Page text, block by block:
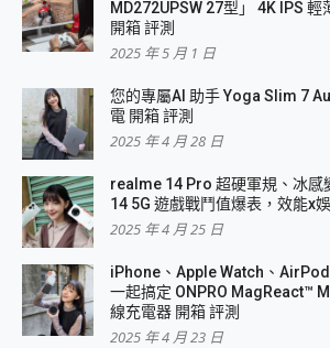
MD272UPSW 27型」 4K IPS
開箱 評測
2025 年 5 月 1 日
您的專屬AI 助手 Yoga Slim 7
電 開箱 評測
2025 年 4 月 28 日
realme 14 Pro 超硬軍規、冰
14 5G 遊戲戰鬥值爆表，效能x
2025 年 4 月 25 日
iPhone、Apple Watch、
一起搞定 ONPRO MagReact™
線充電器 開箱 評測
2025 年 4 月 23 日